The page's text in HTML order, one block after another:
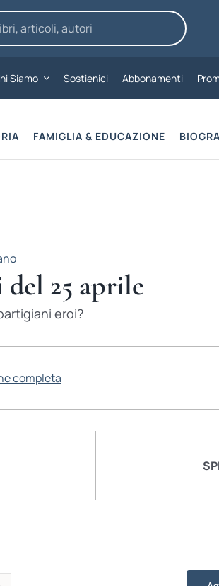
Siamo Sostienici Abbonamenti
FAMIGLIA & EDUCAZIONE
25 aprile
eroi?
completa